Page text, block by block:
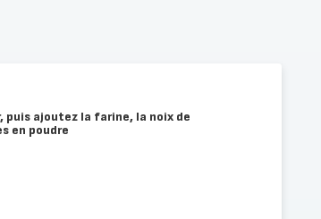
ajoutez la farine, la noix de
en poudre